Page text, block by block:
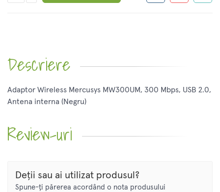
Descriere
Adaptor Wireless Mercusys MW300UM, 300 Mbps, USB 2.0,
Antena interna (Negru)
Review-uri
Deții sau ai utilizat produsul?
Spune-ți părerea acordând o nota produsului